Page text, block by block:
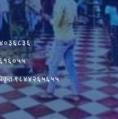
९८४४२६५६५५